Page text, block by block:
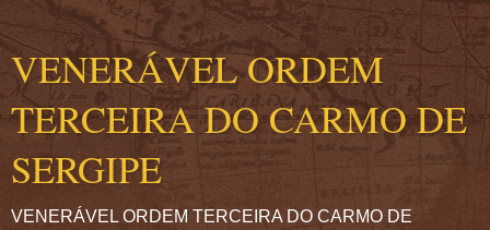
VENERÁVEL ORDEM
TERCEIRA DO CARMO DE
SERGIPE
VENERÁVEL ORDEM TERCEIRA DO CARMO DE